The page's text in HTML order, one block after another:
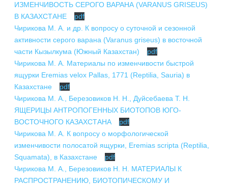
ИЗМЕНЧИВОСТЬ СЕРОГО ВАРАНА (VARANUS GRISEUS)
В КАЗАХСТАНЕ
pdf
Чирикова М. А. и др. К вопросу о суточной и сезонной
активности серого варана (Varanus griseus) в восточной
части Кызылкума (Южный Казахстан)
pdf
Чирикова М. А. Материалы по изменчивости быстрой
ящурки Eremias velox Pallas, 1771 (Reptilia, Sauria) в
Казахстане
pdf
Чирикова М. А., Березовиков Н. Н., Дуйсебаева Т. Н.
ЯЩЕРИЦЫ АНТРОПОГЕННЫХ БИОТОПОВ ЮГО-
ВОСТОЧНОГО КАЗАХСТАНА
pdf
Чирикова М. А. К вопросу о морфологической
изменчивости полосатой ящурки, Eremias scripta (Reptilia,
Squamata), в Казахстане
pdf
Чирикова М. А., Березовиков Н. Н. МАТЕРИАЛЫ К
РАСПРОСТРАНЕНИЮ, БИОТОПИЧЕСКОМУ И